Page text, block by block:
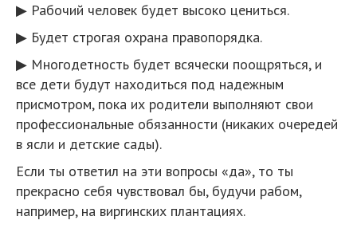
▶ Рабочий человек будет высоко цениться.
▶ Будет строгая охрана правопорядка.
▶ Многодетность будет всячески поощряться, и
все дети будут находиться под надежным
присмотром, пока их родители выполняют свои
профессиональные обязанности (никаких очередей
в ясли и детские сады).
Если ты ответил на эти вопросы «да», то ты
прекрасно себя чувствовал бы, будучи рабом,
например, на виргинских плантациях.